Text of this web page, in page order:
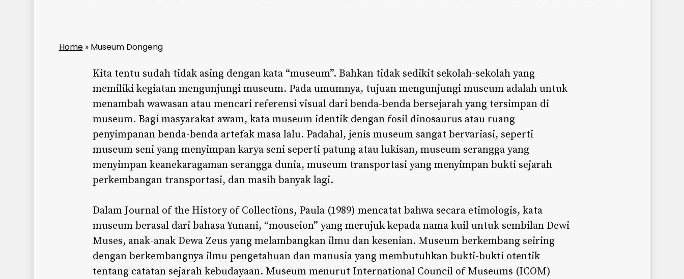
Home» Museum Dongeng
Kita tentu sudah tidak asing dengan kata “museum”. Bahkan tidak sedikit sekolah-sekolah yang
memiliki kegiatan mengunjungi museum. Pada umumnya, tujuan mengunjungi museum adalah untuk
menambah wawasan atau mencari referensi visual dari benda-benda bersejarah yang tersimpan di
museum. Bagi masyarakat awam, kata museum identik dengan fosil dinosaurus atau ruang
penyimpanan benda-benda artefak masa lalu. Padahal, jenis museum sangat bervariasi, seperti
museum seni yang menyimpan karya seni seperti patung atau lukisan, museum serangga yang
menyimpan keanekaragaman serangga dunia, museum transportasi yang menyimpan bukti sejarah
perkembangan transportasi, dan masih banyak lagi.
Dalam Journal of the History of Collections, Paula (1989) mencatat bahwa secara etimologis, kata
museum berasal dari bahasa Yunani, “mouseion” yang merujuk kepada nama kuil untuk sembilan Dewi
Muses, anak-anak Dewa Zeus yang melambangkan ilmu dan kesenian. Museum berkembang seiring
dengan berkembangnya ilmu pengetahuan dan manusia yang membutuhkan bukti-bukti otentik
tentang catatan sejarah kebudayaan. Museum menurut International Council of Museums (ICOM)